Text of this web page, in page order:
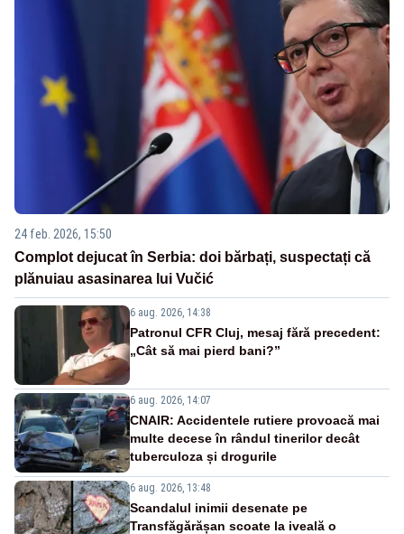
24 feb. 2026, 15:50
Complot dejucat în Serbia: doi bărbați, suspectați că
plănuiau asasinarea lui Vučić
6 aug. 2026, 14:38
Patronul CFR Cluj, mesaj fără precedent:
„Cât să mai pierd bani?”
6 aug. 2026, 14:07
CNAIR: Accidentele rutiere provoacă mai
multe decese în rândul tinerilor decât
tuberculoza și drogurile
6 aug. 2026, 13:48
Scandalul inimii desenate pe
Transfăgărășan scoate la iveală o